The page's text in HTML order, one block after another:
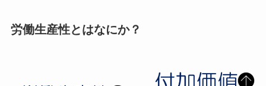
労働生産性とはなにか？